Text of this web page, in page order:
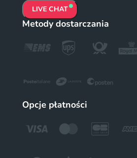
LIVE CHAT
Metody dostarczania
Opcje płatności